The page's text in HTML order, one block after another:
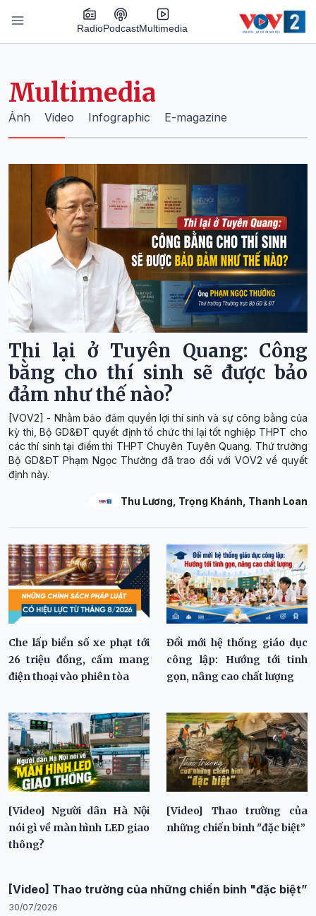
Nhảy đến nội dung
RadioPodcastMultimedia
Multimedia
Ảnh Video Infographic E-magazine
Thi lại ở Tuyên Quang: Công
bằng cho thí sinh sẽ được bảo
đảm như thế nào?
[VOV2] - Nhằm bảo đảm quyền lợi thí sinh và sự công bằng của
kỳ thi, Bộ GD&ĐT quyết định tổ chức thi lại tốt nghiệp THPT cho
các thí sinh tại điểm thi THPT Chuyên Tuyên Quang. Thứ trưởng
Bộ GD&ĐT Phạm Ngọc Thưởng đã trao đổi với VOV2 về quyết
định này.
Thu Lương, Trọng Khánh, Thanh Loan
Che lấp biển số xe phạt tới
26 triệu đồng, cấm mang
điện thoại vào phiên tòa
Đổi mới hệ thống giáo dục
công lập: Hướng tới tinh
gọn, nâng cao chất lượng
[Video] Người dân Hà Nội
nói gì về màn hình LED giao
thông?
[Video] Thao trường của
những chiến binh "đặc biệt”
[Video] Thao trường của những chiến binh "đặc biệt”
30/07/2026